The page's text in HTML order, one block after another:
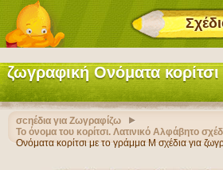
ζωγραφική Ονόματα
σcηέδια για Ζωγραφίζω
Το όνομα του κορίτσι. Λατινικό Αλφάβητο
Ονόματα κορίτσι με το γράμμα M σχέδια για